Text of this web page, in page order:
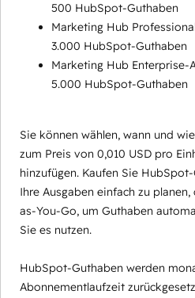
500 HubSpot-Guthaben
Marketing Hub
3.000 HubSpot-Guthaben
Marketing Hub Enterprise-
5.000 HubSpot-Guthaben
Sie können wählen, wann und
zum Preis von 0,010 USD pro
hinzufügen. Kaufen Sie
Ihre Ausgaben einfach zu
as-You-Go, um Guthaben
Sie es nutzen.
HubSpot-Guthaben werden
Abonnementlaufzeit